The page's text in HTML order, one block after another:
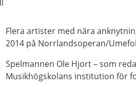
Flera artister med nära
2014 på Norrlandsoperan/
Spelmannen Ole Hjort – som
Musikhögskolans institution för